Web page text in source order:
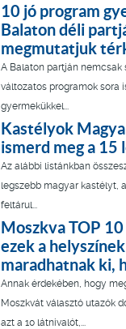
10 jó program
Balaton déli
megmutatjuk
A Balaton partján
változatos programok sora
gyermekükkel...
Kastélyok
ismerd meg a 15
Az alábbi listánkban
legszebb magyar kastélyt,
feltárul...
Moszkva TOP
ezek a
maradhatnak ki,
Annak érdekében, hogy
Moszkvát választó utazók
azt a 10 látnivalót,...